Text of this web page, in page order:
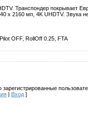
Транспондер покрывает
x 2160 мп, 4K UHDTV. Звука
OFF, RollOff 0.25, FTA
| Вход ]